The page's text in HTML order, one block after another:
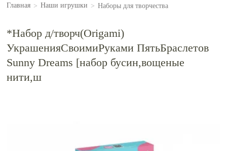
Главная > Наши игрушки > Наборы для творчества
*Набор д/творч(Origami)
УкрашенияСвоимиРуками ПятьБраслетов
Sunny Dreams [набор бусин,вощеные
нити,ш